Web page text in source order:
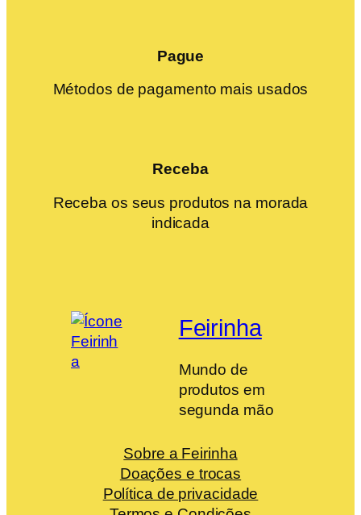
Pague
Métodos de pagamento mais usados
Receba
Receba os seus produtos na morada
indicada
Feirinha
Mundo de
produtos em
segunda mão
Sobre a Feirinha
Doações e trocas
Política de privacidade